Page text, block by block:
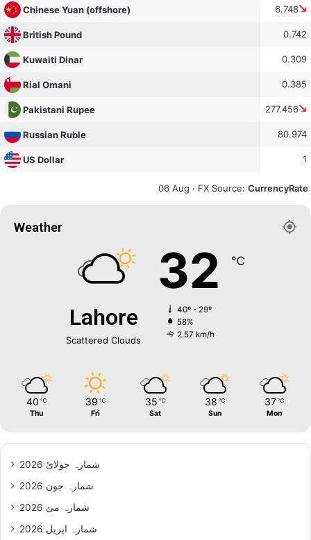
Chinese Yuan (offshore) 6.748
British Pound 0.742
Kuwaiti Dinar 0.309
Rial Omani 0.385
Pakistani Rupee 277.456
Russian Ruble 80.974
US Dollar 1
06 Aug · FX Source: CurrencyRate
Weather
Lahore
Scattered Clouds
32 ℃
40º - 29º
58%
2.57 km/h
40 ℃
Thu
39 ℃
Fri
35 ℃
Sat
38 ℃
Sun
37 ℃
Mon
شمارہ جولائ 2026
شمارہ جون 2026
شمارہ مئ 2026
شمارہ اپریل 2026